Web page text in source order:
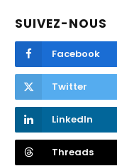
SUIVEZ-NOUS
Facebook
Twitter
LinkedIn
Threads